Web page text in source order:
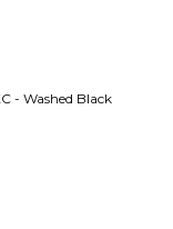
- Washed Black